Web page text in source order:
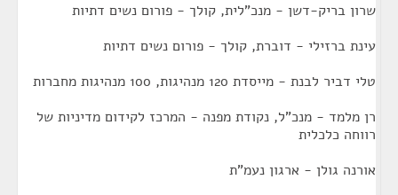
שרון בריק-דשן - מנכ"לית, קולך - פורום נשים דתיות
עינת ברזילי - דוברת, קולך - פורום נשים דתיות
טלי דביר לבנת - מייסדת 120 מנהיגות, 100 מנהיגות מחברות
רן מלמד - מנכ"ל, נקודת מפנה - המרכז לקידום מדיניות של
רווחה כלכלית
אורנה גולן - ארגון נעמ"ת